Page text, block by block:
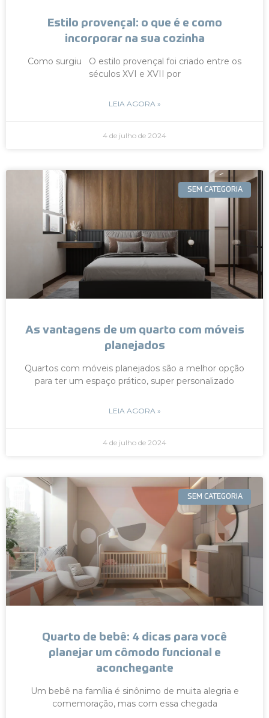
Estilo provençal: o que é e como
incorporar na sua cozinha
Como surgiu O estilo provençal foi criado entre os
séculos XVI e XVII por
LEIA AGORA »
4 de julho de 2024
SEM CATEGORIA
As vantagens de um quarto com móveis
planejados
Quartos com móveis planejados são a melhor opção
para ter um espaço prático, super personalizado
LEIA AGORA »
4 de julho de 2024
SEM CATEGORIA
Quarto de bebê: 4 dicas para você
planejar um cômodo funcional e
aconchegante
Um bebê na família é sinônimo de muita alegria e
comemoração, mas com essa chegada